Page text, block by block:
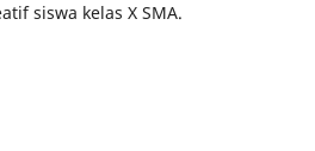
siswa kelas X SMA.